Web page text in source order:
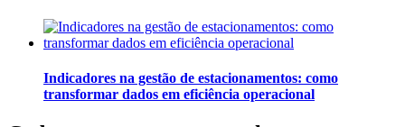
Indicadores na gestão de estacionamentos: como
transformar dados em eficiência operacional